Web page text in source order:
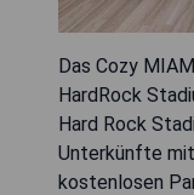
Das Cozy
HardRock
Hard Rock
Unterkünfte
kostenlosen